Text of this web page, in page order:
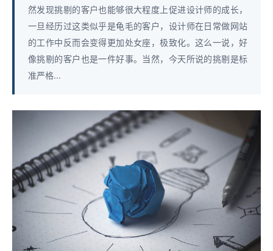
然发现挑剔的客户也能够很大程度上促进设计师的成长，
一旦经历过这类似乎是龟毛的客户，设计师在日常做网站
的工作中反而会变得更加处女座，极致化。这么一说，好
像挑剔的客户也是一件好事。当然，今天所说的挑剔是标
准严格...